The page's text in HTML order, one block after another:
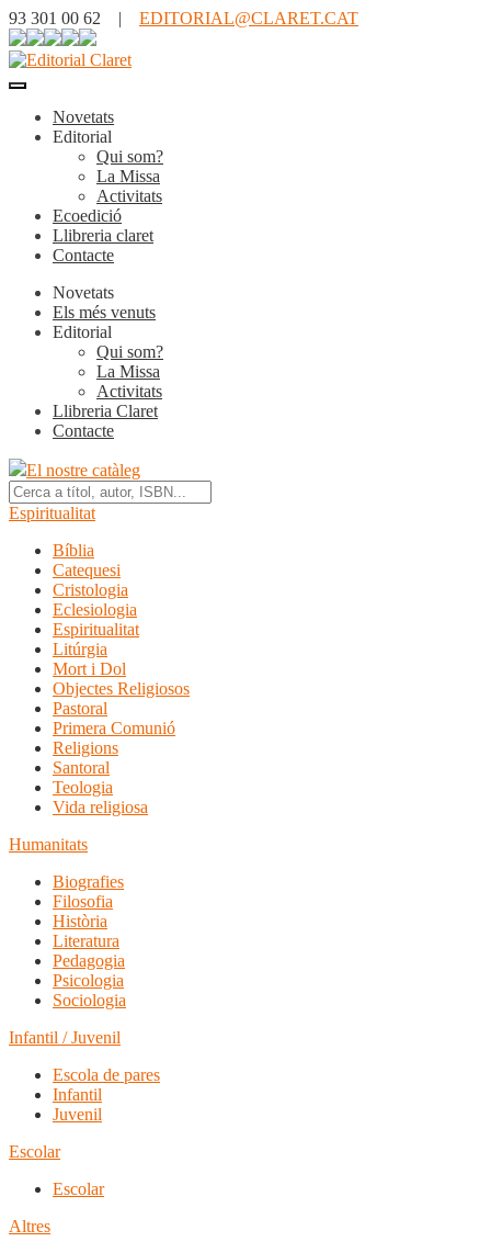
93 301 00 62 | EDITORIAL@CLARET.CAT
Novetats
Editorial
Qui som?
La Missa
Activitats
Ecoedició
Llibreria claret
Contacte
Novetats
Els més venuts
Editorial
Qui som?
La Missa
Activitats
Llibreria Claret
Contacte
El nostre catàleg
Espiritualitat
Bíblia
Catequesi
Cristologia
Eclesiologia
Espiritualitat
Litúrgia
Mort i Dol
Objectes Religiosos
Pastoral
Primera Comunió
Religions
Santoral
Teologia
Vida religiosa
Humanitats
Biografies
Filosofia
Història
Literatura
Pedagogia
Psicologia
Sociologia
Infantil / Juvenil
Escola de pares
Infantil
Juvenil
Escolar
Escolar
Altres